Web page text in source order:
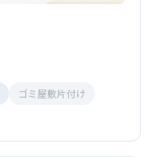
ゴミ屋敷片付け